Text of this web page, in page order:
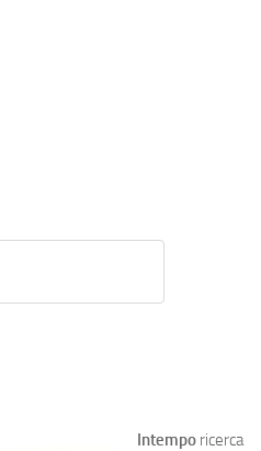
Intempo ricerca